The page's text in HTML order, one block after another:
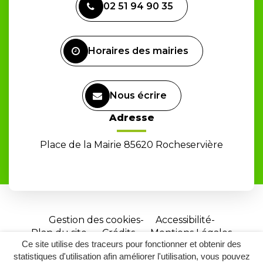
Ce site utilise des traceurs pour fonctionner et obtenir des
statistiques d'utilisation afin améliorer l'utilisation, vous pouvez
le
compte
02 51 94 90 35
Horaires des mairies
Nous écrire
Adresse
Place de la Mairie 85620 Rocheservière
Gestion des cookies
Accessibilité
Plan du site
Crédits
Mentions Légales
Site